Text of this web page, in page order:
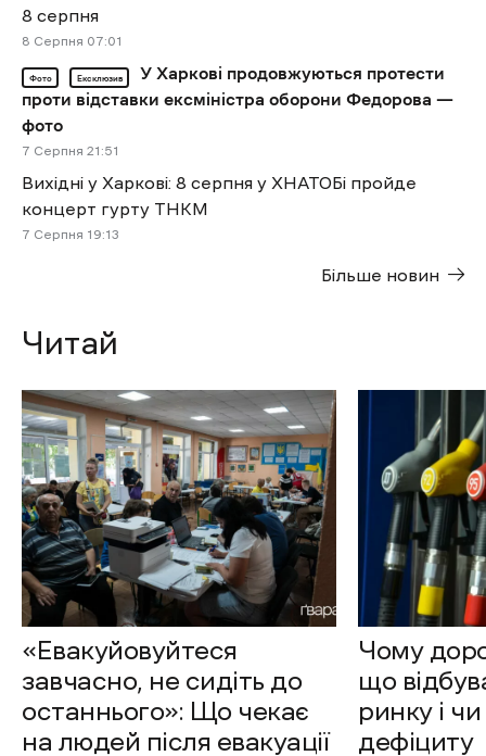
8 серпня
8 Cерпня 07:01
Фото Ексклюзив
У Харкові продовжуються протести
проти відставки ексміністра оборони Федорова —
фото
7 Cерпня 21:51
Вихідні у Харкові: 8 серпня у ХНАТОБі пройде
концерт гурту ТНКМ
7 Cерпня 19:13
Більше новин
Читай
«Евакуйовуйтеся
завчасно, не сидіть до
останнього»: Що чекає
на людей після евакуації
Чому
що
ринку і
дефіциту